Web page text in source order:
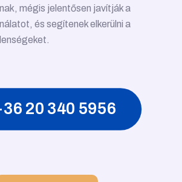
mégis jelentősen javítják a
és segítenek elkerülni a
20 340 5956